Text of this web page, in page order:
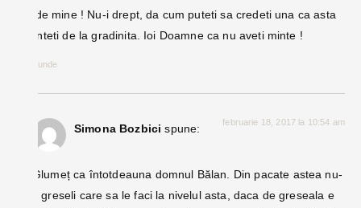
Vai de mine ! Nu-i drept, da cum puteti sa credeti una ca asta
?Sunteti de la gradinita. Ioi Doamne ca nu aveti minte !
Răspunde
Simona Bozbici spune: februarie 18, 2017 la 10:54 am
Glumeț ca întotdeauna domnul Bălan. Din pacate astea nu-
s greseli care sa le faci la nivelul asta, daca de greseala e